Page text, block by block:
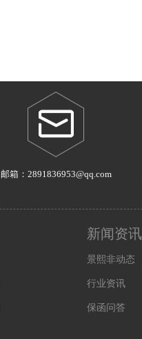
邮箱：2891836953@qq.com
新闻资讯
景熙非动态
行业资讯
保函问答